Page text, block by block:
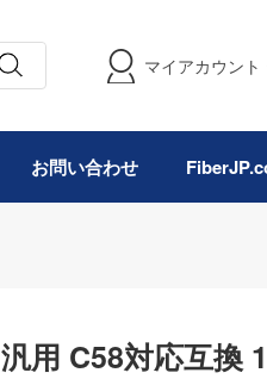
マイアカウント
お問い合わせ
汎用 C58対応互換